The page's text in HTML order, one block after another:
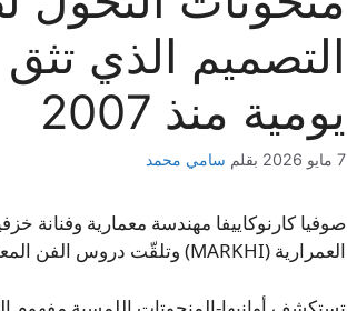
التصميم الذي
يومية منذ 2007
7 مايو 2026 بقلم سامي محمد
صوفيا كارنوكاييفا مهندسة معمارية
العمرارية (MARKHI) وتلقّت دروس الفن المعاصر في مركز ICA بموسكو ضمن ورش جوزيف باكشتاين.